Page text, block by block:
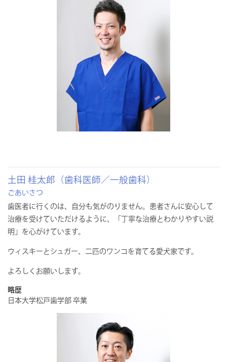
土田 桂太郎（歯科医師／一般歯科）
ごあいさつ
歯医者に行くのは、自分も気がのりません。患者さんに安心して
治療を受けていただけるように、「丁寧な治療とわかりやすい説
明」を心がけています。
ウィスキーとシュガー、二匹のワンコを育てる愛犬家です。
よろしくお願いします。
略歴
日本大学松戸歯学部 卒業